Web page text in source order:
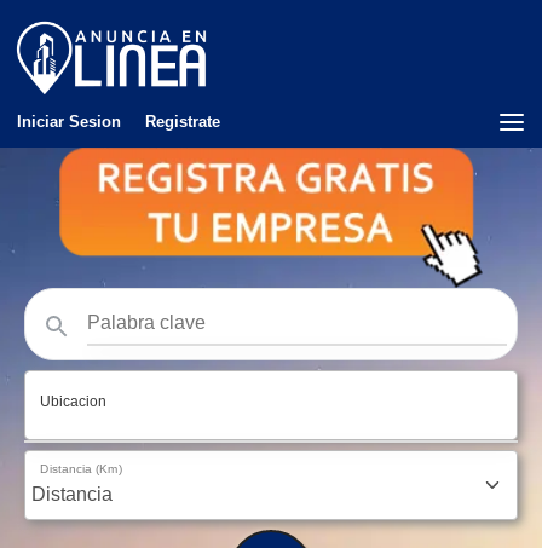
Iniciar Sesion Registrate
Ubicacion
Distancia (Km)